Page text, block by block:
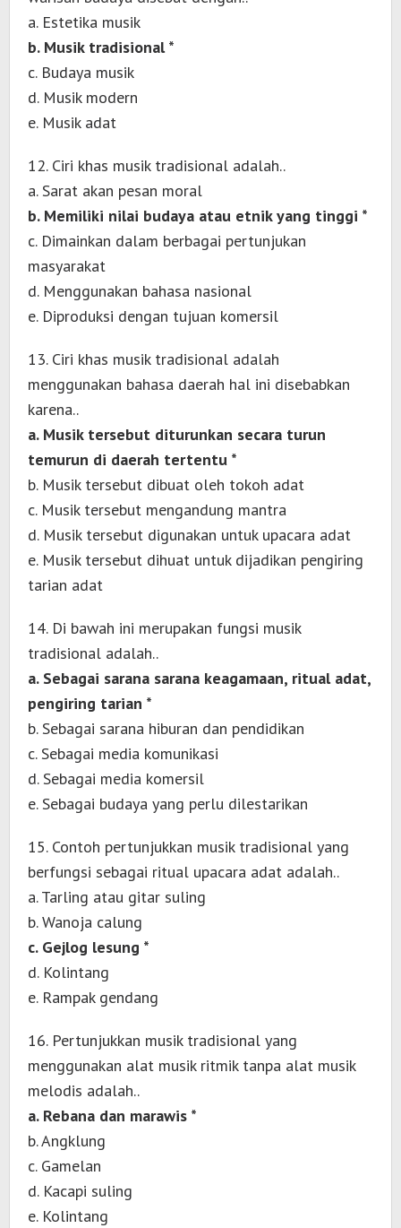
a. Estetika musik
b. Musik tradisional *
c. Budaya musik
d. Musik modern
e. Musik adat
12. Ciri khas musik tradisional adalah..
a. Sarat akan pesan moral
b. Memiliki nilai budaya atau etnik yang tinggi *
c. Dimainkan dalam berbagai pertunjukan
masyarakat
d. Menggunakan bahasa nasional
e. Diproduksi dengan tujuan komersil
13. Ciri khas musik tradisional adalah
menggunakan bahasa daerah hal ini disebabkan
karena..
a. Musik tersebut diturunkan secara turun
temurun di daerah tertentu *
b. Musik tersebut dibuat oleh tokoh adat
c. Musik tersebut mengandung mantra
d. Musik tersebut digunakan untuk upacara adat
e. Musik tersebut dihuat untuk dijadikan pengiring
tarian adat
14. Di bawah ini merupakan fungsi musik
tradisional adalah..
a. Sebagai sarana sarana keagamaan, ritual adat,
pengiring tarian *
b. Sebagai sarana hiburan dan pendidikan
c. Sebagai media komunikasi
d. Sebagai media komersil
e. Sebagai budaya yang perlu dilestarikan
15. Contoh pertunjukkan musik tradisional yang
berfungsi sebagai ritual upacara adat adalah..
a. Tarling atau gitar suling
b. Wanoja calung
c. Gejlog lesung *
d. Kolintang
e. Rampak gendang
16. Pertunjukkan musik tradisional yang
menggunakan alat musik ritmik tanpa alat musik
melodis adalah..
a. Rebana dan marawis *
b. Angklung
c. Gamelan
d. Kacapi suling
e. Kolintang